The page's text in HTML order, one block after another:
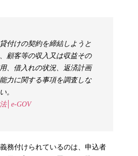
付けの契約を締結しようと
顧客等の収入又は収益その
、借入れの状況、返済計画
力に関する事項を調査しな
。
│e-GOV
務付けられているのは、申込者